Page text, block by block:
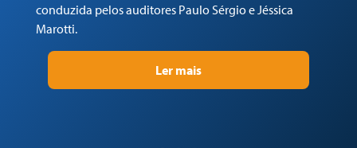
conduzida pelos auditores Paulo Sérgio e Jéssica
Marotti.
Ler mais